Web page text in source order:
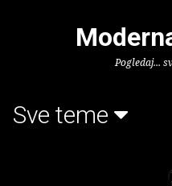
Pogledaj...
Sve teme